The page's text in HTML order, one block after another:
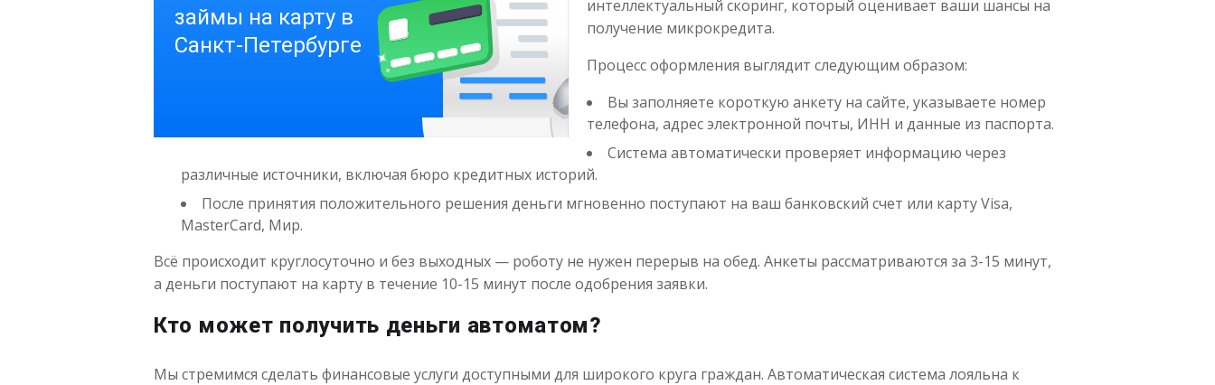
интеллектуальный скоринг, который оценивает ваши шансы на
получение микрокредита.
Процесс оформления выглядит следующим образом:
Вы заполняете короткую анкету на сайте, указываете номер
телефона, адрес электронной почты, ИНН и данные из паспорта.
Система автоматически проверяет информацию через
различные источники, включая бюро кредитных историй.
После принятия положительного решения деньги мгновенно поступают на ваш банковский счет или карту Visa,
MasterCard, Мир.
Всё происходит круглосуточно и без выходных — роботу не нужен перерыв на обед. Анкеты рассматриваются за 3-15 минут,
а деньги поступают на карту в течение 10-15 минут после одобрения заявки.
Кто может получить деньги автоматом?
Мы стремимся сделать финансовые услуги доступными для широкого круга граждан. Автоматическая система лояльна к